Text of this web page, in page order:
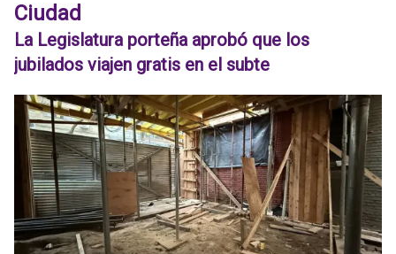
Ciudad
La Legislatura porteña aprobó que los
jubilados viajen gratis en el subte